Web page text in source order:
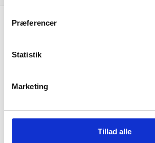
Præferencer
Statistik
Marketing
Tillad alle
hourglass_full 21. august, 2024